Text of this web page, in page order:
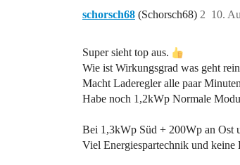
schorsch68 (Schorsch68) 10.
2
Super sieht top aus.
Wie ist Wirkungsgrad was geht
Macht Laderegler alle paar
Habe noch 1,2kWp Normale
Bei 1,3kWp Süd + 200Wp an Ost
Viel Energiespartechnik und